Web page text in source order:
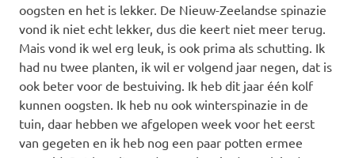
oogsten en het is lekker. De Nieuw-Zeelandse spinazie
vond ik niet echt lekker, dus die keert niet meer terug.
Mais vond ik wel erg leuk, is ook prima als schutting. Ik
had nu twee planten, ik wil er volgend jaar negen, dat is
ook beter voor de bestuiving. Ik heb dit jaar één kolf
kunnen oogsten. Ik heb nu ook winterspinazie in de
tuin, daar hebben we afgelopen week voor het eerst
van gegeten en ik heb nog een paar potten ermee